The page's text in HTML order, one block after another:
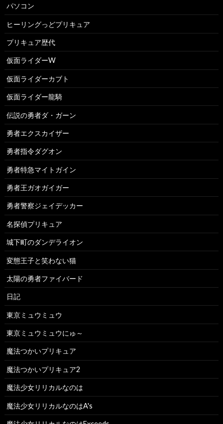
パソコン
ヒーリングっどプリキュア
プリキュア歴代
仮面ライダーW
仮面ライダーカブト
仮面ライダー龍騎
伝説の勇者ダ・ガーン
勇者エクスカイザー
勇者指令ダグオン
勇者特急マイトガイン
勇者王ガオガイガー
勇者警察ジェイデッカー
名探偵プリキュア
城下町のダンデライオン
変態王子と笑わない猫
太陽の勇者ファイバード
日記
東京ミュウミュウ
東京ミュウミュウにゅ～
魔法つかいプリキュア
魔法つかいプリキュア2
魔法少女リリカルなのは
魔法少女リリカルなのはA's